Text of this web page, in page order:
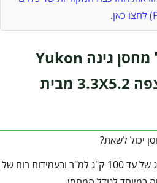
.
שאלות נפוצות על מחסן גינה Yukon
אפור כהה כולל רצפה 3.3X5.2 מבית
יכול לשאת?
המחסן תוכנן לעמוד בעומס שלג של עד 100 ק"ג למ"ר ובעמידות רוח של